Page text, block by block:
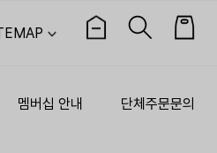
멤버십 안내 단체주문문의